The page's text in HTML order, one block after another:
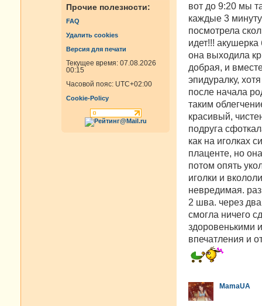
Прочие полезности:
FAQ
Удалить cookies
Версия для печати
Текущее время: 07.08.2026
00:15
Часовой пояс: UTC+02:00
Cookie-Policy
вот до 9:20 мы
каждые 3
посмотрела
идет!!!
она выходила
добрая, и
эпидуралку,
после начала
таким
красивый,
подруга
как на иголках
плаценте, но
потом опять
иголки и
невредимая.
2 шва. через
смогла ничего
здоровенькими
впечатления и
MamaUA